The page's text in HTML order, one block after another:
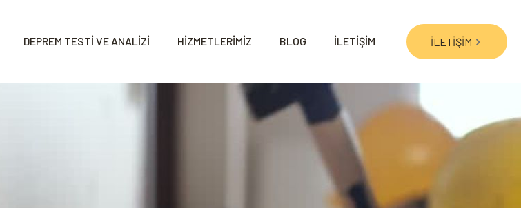
DEPREM TESTİ VE ANALİZİ HİZMETLERİMİZ BLOG İLETİŞİM İLETİŞİM